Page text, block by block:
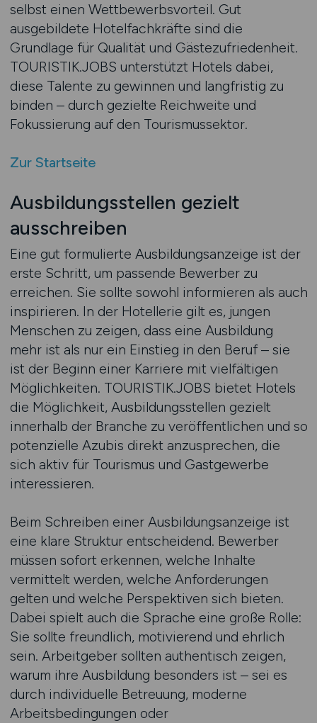
selbst einen Wettbewerbsvorteil. Gut
ausgebildete Hotelfachkräfte sind die
Grundlage für Qualität und Gästezufriedenheit.
TOURISTIK.JOBS unterstützt Hotels dabei,
diese Talente zu gewinnen und langfristig zu
binden – durch gezielte Reichweite und
Fokussierung auf den Tourismussektor.
Zur Startseite
Ausbildungsstellen gezielt
ausschreiben
Eine gut formulierte Ausbildungsanzeige ist der
erste Schritt, um passende Bewerber zu
erreichen. Sie sollte sowohl informieren als auch
inspirieren. In der Hotellerie gilt es, jungen
Menschen zu zeigen, dass eine Ausbildung
mehr ist als nur ein Einstieg in den Beruf – sie
ist der Beginn einer Karriere mit vielfältigen
Möglichkeiten. TOURISTIK.JOBS bietet Hotels
die Möglichkeit, Ausbildungsstellen gezielt
innerhalb der Branche zu veröffentlichen und so
potenzielle Azubis direkt anzusprechen, die
sich aktiv für Tourismus und Gastgewerbe
interessieren.
Beim Schreiben einer Ausbildungsanzeige ist
eine klare Struktur entscheidend. Bewerber
müssen sofort erkennen, welche Inhalte
vermittelt werden, welche Anforderungen
gelten und welche Perspektiven sich bieten.
Dabei spielt auch die Sprache eine große Rolle:
Sie sollte freundlich, motivierend und ehrlich
sein. Arbeitgeber sollten authentisch zeigen,
warum ihre Ausbildung besonders ist – sei es
durch individuelle Betreuung, moderne
Arbeitsbedingungen oder